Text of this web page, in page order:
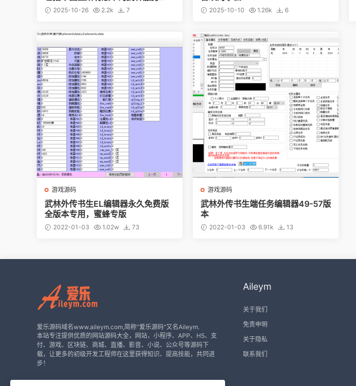
端，无任何限制，无任何绑定。永
2025-10-26 2.2k 7 2025-10-10 1.26k 6
游戏源码
武林外传书生EL编辑器永久免费版
全版本专用，蜜蜂专版
2022-01-03 1.02w 73
游戏源码
武林外传书生端任务编辑器49-57版
本
2022-01-03 6.91k 13
爱乐源码域名www.aileym.com,简称"爱乐源码"又名Aileym.
本站专注提供优质的网站源码大全，网站，小程序、APP、H5、支
付、游戏、区块链、商城、直播、影音、小说、公众号等源码下
载，让更多的初级开发工程师在这里获得知识、提高技能，共同进
步！
Aileym
关于我们
免责申明
关于隐私
联系我们